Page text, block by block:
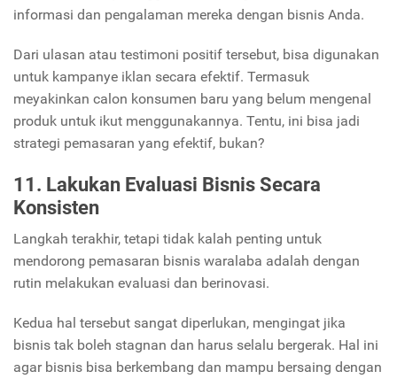
informasi dan pengalaman mereka dengan bisnis Anda.
Dari ulasan atau testimoni positif tersebut, bisa digunakan
untuk kampanye iklan secara efektif. Termasuk
meyakinkan calon konsumen baru yang belum mengenal
produk untuk ikut menggunakannya. Tentu, ini bisa jadi
strategi pemasaran yang efektif, bukan?
11. Lakukan Evaluasi Bisnis Secara
Konsisten
Langkah terakhir, tetapi tidak kalah penting untuk
mendorong pemasaran bisnis waralaba adalah dengan
rutin melakukan evaluasi dan berinovasi.
Kedua hal tersebut sangat diperlukan, mengingat jika
bisnis tak boleh stagnan dan harus selalu bergerak. Hal ini
agar bisnis bisa berkembang dan mampu bersaing dengan